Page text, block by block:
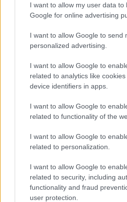
I want to allow my user data to
Google for online advertising
I want to allow Google to send
personalized advertising.
I want to allow Google to
related to analytics like
device identifiers in apps.
I want to allow Google to
related to functionality of the
I want to allow Google to
related to personalization.
I want to allow Google to
related to security, including
functionality and fraud
user protection.
scatto racconta cura e
contesto, è la forma visibile
una pianificazione
intelligente, il viaggio rimane
sereno e i ricordi pieni di luce.
AUTORE
Matteo
pop-up nei vicoli del
promuovere giovani
tendenze locali. Nato
bozze di pattern e
di via Toledo.